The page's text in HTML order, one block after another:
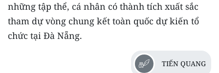
TIN MỚI
TIN ĐỊA PHƯƠNG
những tập thể, cá nhân có thành tích xuất sắc
tham dự vòng chung kết toàn quốc dự kiến tổ
chức tại Đà Nẵng.
TIẾN QUANG